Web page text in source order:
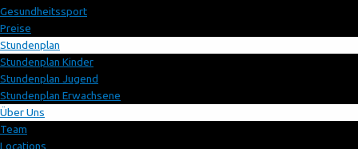
Gesundheitssport
Preise
Stundenplan
Stundenplan Kinder
Stundenplan Jugend
Stundenplan Erwachsene
Über Uns
Team
Locations